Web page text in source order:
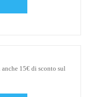
15€ di sconto sul